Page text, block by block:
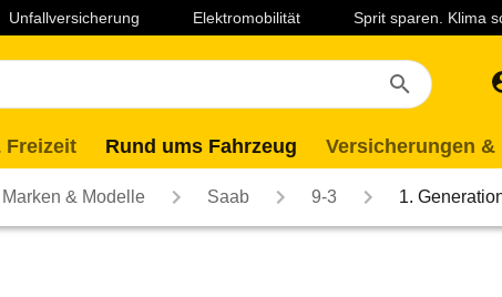
Unfallversicherung Elektromobilität Sprit sparen. Klima
Freizeit Rund ums Fahrzeug Versicherungen &
Marken & Modelle Saab 9-3 1.